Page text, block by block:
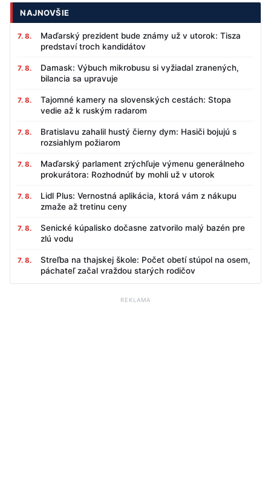
NAJNOVŠIE
7. 8.
Maďarský prezident bude známy už v utorok: Tisza
predstaví troch kandidátov
7. 8.
Damask: Výbuch mikrobusu si vyžiadal zranených,
bilancia sa upravuje
7. 8.
Tajomné kamery na slovenských cestách: Stopa
vedie až k ruským radarom
7. 8.
Bratislavu zahalil hustý čierny dym: Hasiči bojujú s
rozsiahlym požiarom
7. 8.
Maďarský parlament zrýchľuje výmenu generálneho
prokurátora: Rozhodnúť by mohli už v utorok
7. 8.
Lidl Plus: Vernostná aplikácia, ktorá vám z nákupu
zmaže až tretinu ceny
7. 8.
Senické kúpalisko dočasne zatvorilo malý bazén pre
zlú vodu
7. 8.
Streľba na thajskej škole: Počet obetí stúpol na osem,
páchateľ začal vraždou starých rodičov
REKLAMA